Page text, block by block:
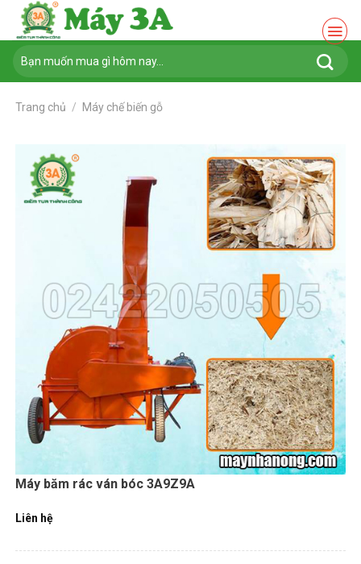
Chuyển
nội
dung
Tìm
kiếm:
Trang chủ / Máy chế biến gỗ
Máy băm rác ván bóc 3A9Z9A
Liên hệ